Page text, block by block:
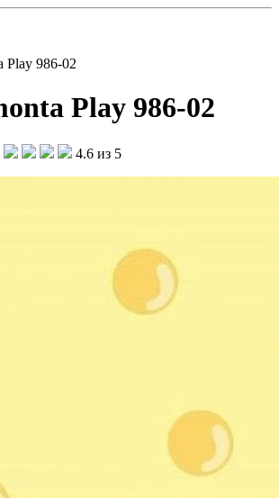
Play 986-02
Play 986-02
4.6 из 5